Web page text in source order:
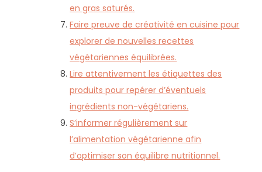
en gras saturés.
Faire preuve de créativité en cuisine pour
explorer de nouvelles recettes
végétariennes équilibrées.
Lire attentivement les étiquettes des
produits pour repérer d’éventuels
ingrédients non-végétariens.
S’informer régulièrement sur
l’alimentation végétarienne afin
d’optimiser son équilibre nutritionnel.